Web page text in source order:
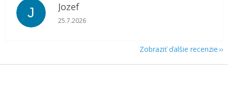
J Jozef
Hodnotenie obchodu je 5 z 5 hviezdičiek.
25.7.2026
Zobraziť ďalšie recenzie
Z